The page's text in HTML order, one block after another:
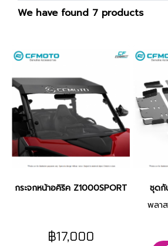
We have found 7 products
กระจกหน้าอคิริค Z1000SPORT4
฿17,000
ชุดกั
พลา